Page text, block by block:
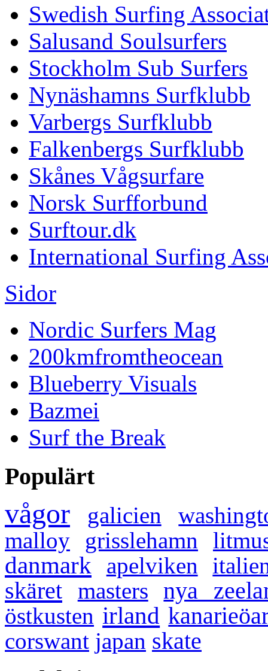
Swedish Surfing
Salusand Soulsurfers
Stockholm Sub Surfers
Nynäshamns Surfklubb
Varbergs Surfklubb
Falkenbergs Surfklubb
Skånes Vågsurfare
Norsk Surfforbund
Surftour.dk
International Surfing
Sidor
Nordic Surfers Mag
200kmfromtheocean
Blueberry Visuals
Bazmei
Surf the Break
Populärt
vågor galicien
malloy
grisslehamn
danmark apelviken
skäret masters
nya
östkusten irland
corswant japan skate